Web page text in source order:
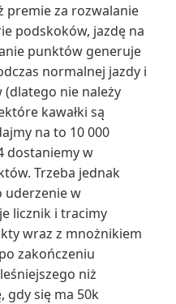
premie za rozwalanie
podskoków, jazdę na
punktów generuje
normalnej jazdy i
(dlatego nie należy
kawałki są
na to 10 000
dostaniemy w
Trzeba jednak
uderzenie w
licznik i tracimy
wraz z mnożnikiem
zakończeniu
niż
gdy się ma 50k